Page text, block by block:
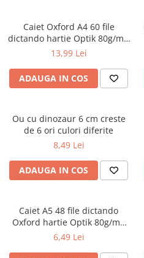
Penare
Penare echipate
Penare neechipate
Penare tip etui
Acuarele și pensule școlare
Pensule școlare
Pahare și palete pictură
Caiet Oxford A4 60 file
dictando hartie Optik 80g/mp
Touch Pastel
13,99 Lei
ADAUGA IN COS
Ou cu dinozaur 6 cm creste
de 6 ori culori diferite
8,49 Lei
ADAUGA IN COS
Caiet A5 48 file dictando
Oxford hartie Optik 80g/mp
diverse culori
6,49 Lei